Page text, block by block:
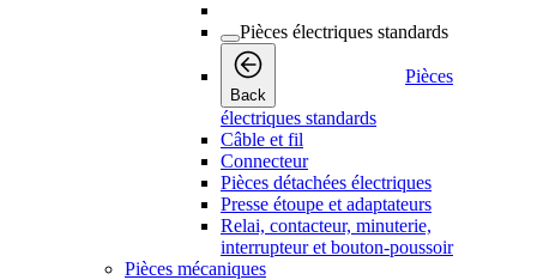
Pièces électriques standards
Back
Pièces
électriques standards
Câble et fil
Connecteur
Pièces détachées électriques
Presse étoupe et adaptateurs
Relai, contacteur, minuterie,
interrupteur et bouton-poussoir
Pièces mécaniques